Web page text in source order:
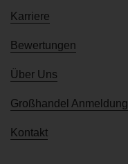
Karriere
Bewertungen
Über Uns
Großhandel Anmeldung
Kontakt